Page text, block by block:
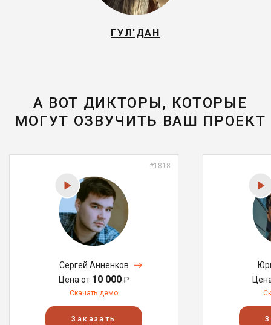
ГУЛ'ДАН
А ВОТ ДИКТОРЫ, КОТОРЫЕ
МОГУТ ОЗВУЧИТЬ ВАШ ПРОЕКТ
#1818
Сергей Анненков
Цена от 10 000₽
Скачать демо
Заказать